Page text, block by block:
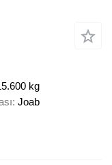
kg
Joab